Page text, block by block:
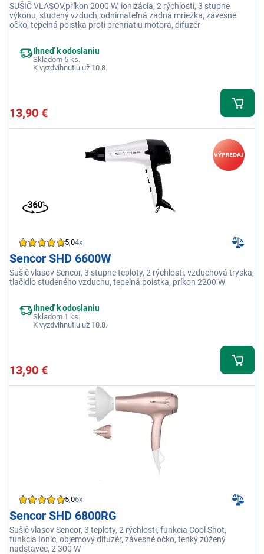
SUŠIČ VLASOV,príkon 2000 W, ionizácia, 2 rýchlosti, 3 stupne
výkonu, studený vzduch, odnímateľná zadná mriežka, závesné
očko, tepelná poistka proti prehriatiu motora, difuzér
Ihneď k odoslaniu
Skladom 5 ks.
K vyzdvihnutiu už 10.8.
13,90 €
5,04x
Sencor SHD 6600W
Sušič vlasov Sencor, 3 stupne teploty, 2 rýchlosti, vzduchová tryska,
tlačidlo studeného vzduchu, tepelná poistka, príkon 2200 W
Ihneď k odoslaniu
Skladom 1 ks.
K vyzdvihnutiu už 10.8.
13,90 €
5,06x
Sencor SHD 6800RG
Sušič vlasov Sencor, 3 teploty, 2 rýchlosti, funkcia Cool Shot,
funkcia Ionic, objemový difuzér, závesné očko, tenký zúžený
nadstavec, 2 300 W